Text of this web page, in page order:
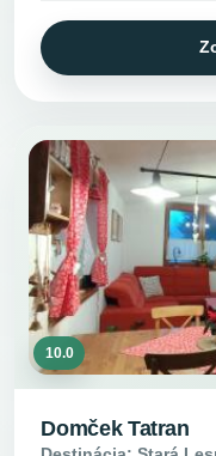
10.0
Domček Tatran